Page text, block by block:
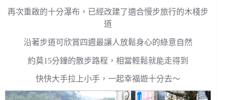
再次重啟的十分瀑布，已經改建了適合慢步旅行的木棧步
道
沿著步道可欣賞四週最讓人放鬆身心的綠意自然
約莫15分鐘的散步路程，相當輕鬆就能走得到
快快大手拉上小手，一起幸福遊十分去～